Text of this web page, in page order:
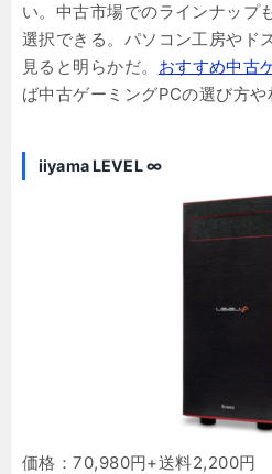
い。中古市場でのラインナップ
選択できる。パソコン工房やド
見ると明らかだ。 おすすめ中古
ば中古ゲーミングPCの選び方や
iiyama LEVEL ∞
価格：70,980円+送料2,200円